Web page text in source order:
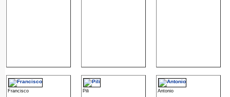
Francisco Pili Antonio